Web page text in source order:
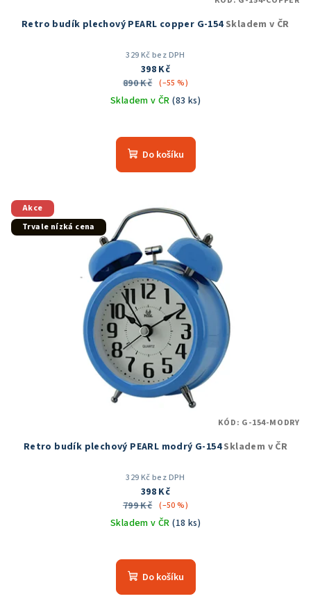
Retro budík plechový PEARL copper G-154Skladem v ČR
329 Kč bez DPH
398 Kč
890 Kč (–55 %)
Skladem v ČR(83 ks)
hodnocení
produktu
5
hvězdiček.
Do košíku
Akce
Trvale nízká cena
Retro budík plechový PEARL modrý G-154Skladem v ČR
329 Kč bez DPH
398 Kč
799 Kč (–50 %)
Skladem v ČR(18 ks)
hodnocení
produktu
Do košíku
KÓD: G-154-MODRY